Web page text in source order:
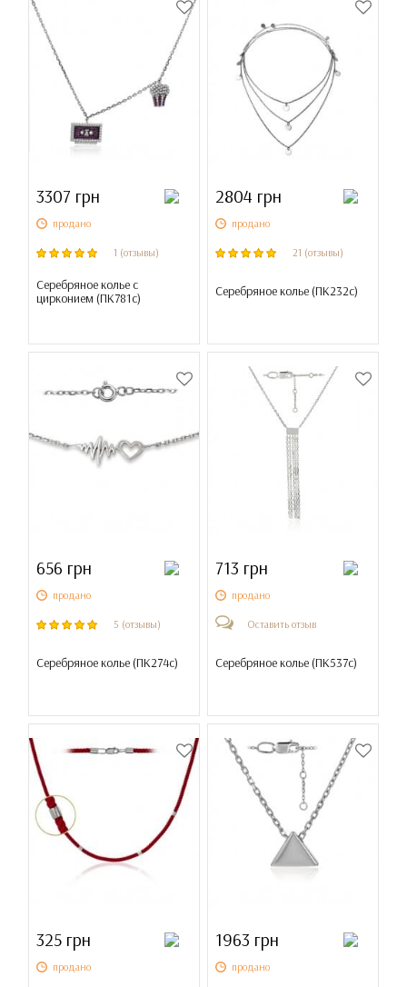
3307 грн
продано
1 (отзывы)
Серебряное колье с
цирконием (ПК781с)
2804 грн
продано
21 (отзывы)
Серебряное колье (ПК232с)
656 грн
продано
5 (отзывы)
Серебряное колье (ПК274с)
713 грн
продано
Оставить отзыв
Серебряное колье (ПК537с)
325 грн
продано
1963 грн
продано